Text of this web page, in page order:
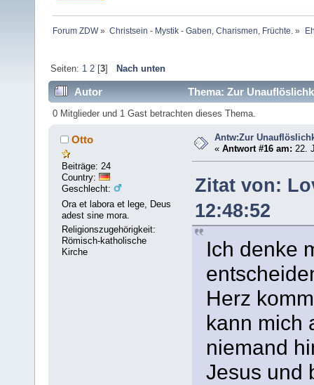
Forum ZDW» Christsein - Mystik - Gaben, Charismen, Früchte. »
Seiten: 1 2[3] Nach unten
Autor Thema: Zur
0 Mitglieder und 1 Gast betrachten dieses Thema.
Otto
Beiträge: 24
Country:
Geschlecht:
Ora et labora et lege, Deus
adest sine mora.
Religionszugehörigkeit:
Römisch-katholische
Kirche
Antw:Zur
«Antwort #16 am: 22.
Zitat von:
12:48:52
Ich denke
Herz
kann mich
niemand
Jesus und